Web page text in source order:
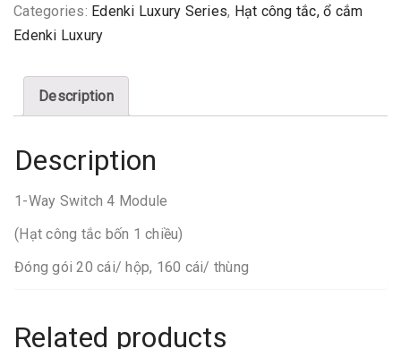
Categories: Edenki Luxury Series, Hạt công tắc, ổ cắm
Edenki Luxury
Description
Description
1-Way Switch 4 Module
(Hạt công tắc bốn 1 chiều)
Đóng gói 20 cái/ hộp, 160 cái/ thùng
Related products